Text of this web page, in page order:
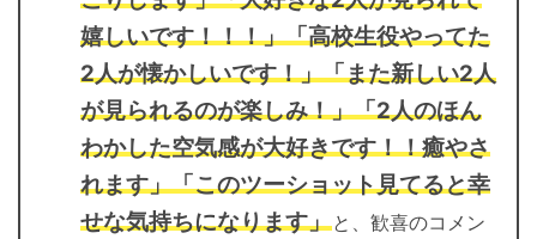
嬉しいです！！！」「高校生役やってた
2人が懐かしいです！」「また新しい2人
が見られるのが楽しみ！」「2人のほん
わかした空気感が大好きです！！癒やさ
れます」「このツーショット見てると幸
せな気持ちになります」と、歓喜のコメン